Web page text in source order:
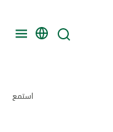
استمع